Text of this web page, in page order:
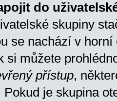
do
skupiny
se nachází v horní
si můžete
přístup,
je skupina